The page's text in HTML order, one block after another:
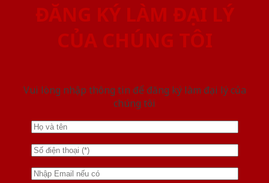
ĐĂNG KÝ LÀM ĐẠI LÝ
CỦA CHÚNG TÔI
Vui lòng nhập thông tin để đăng ký làm đại lý của
chúng tôi